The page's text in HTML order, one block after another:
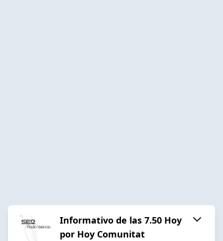
Informativo de las 7.50 Hoy
por Hoy Comunitat